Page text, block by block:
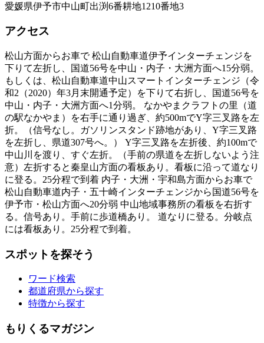
愛媛県伊予市中山町出渕6番耕地1210番地3
アクセス
松山方面からお車で 松山自動車道伊予インターチェンジを
下りて左折し、国道56号を中山・内子・大洲方面へ15分弱。
もしくは、松山自動車道中山スマートインターチェンジ（令
和2（2020）年3月末開通予定）を下りて右折し、国道56号を
中山・内子・大洲方面へ1分弱。 なかやまクラフトの里（道
の駅なかやま）を右手に通り過ぎ、約500mでY字三叉路を左
折。（信号なし。ガソリンスタンド跡地があり、Y字三叉路
を左折し、県道307号へ。） Y字三叉路を左折後、約100mで
中山川を渡り、すぐ左折。（手前の県道を左折しないよう注
意）左折すると秦皇山方面の看板あり。看板に沿って道なり
に登る。25分程で到着 内子・大洲・宇和島方面からお車で
松山自動車道内子・五十崎インターチェンジから国道56号を
伊予市・松山方面へ20分弱 中山地域事務所の看板を右折す
る。信号あり。手前に歩道橋あり。 道なりに登る。分岐点
には看板あり。25分程で到着。
スポットを探そう
ワード検索
都道府県から探す
特徴から探す
もりくるマガジン